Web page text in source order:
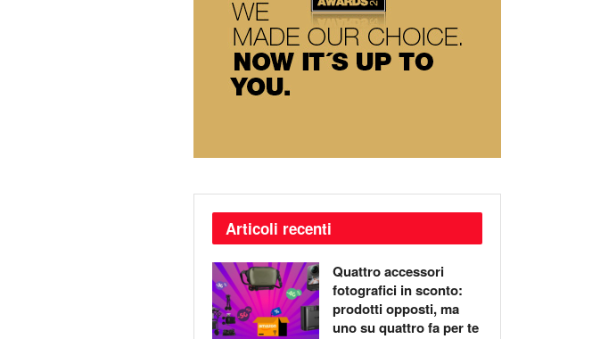
Articoli recenti
Quattro accessori
fotografici in sconto:
prodotti opposti, ma
uno su quattro fa per te